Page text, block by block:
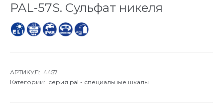
PAL-57S. Сульфат никеля
АРТИКУЛ: 4457
Категории: серия pal - специальные шкалы